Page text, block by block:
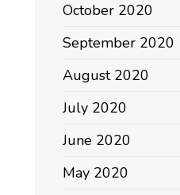
October 2020
September 2020
August 2020
July 2020
June 2020
May 2020